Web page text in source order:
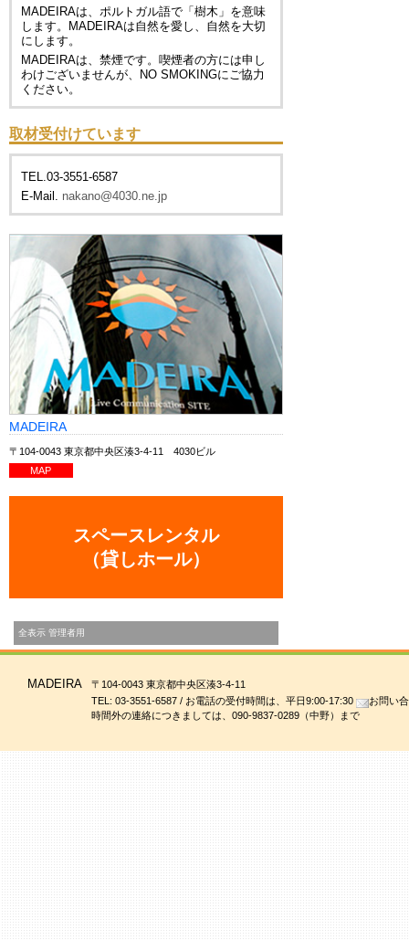
MADEIRAは、ポルトガル語で「樹木」を意味
します。MADEIRAは自然を愛し、自然を大切
にします。
MADEIRAは、禁煙です。喫煙者の方には申し
わけございませんが、
NO SMOKINGにご協力
ください。
取材受付けています
TEL.03-3551-6587
E-Mail. nakano@4030.ne.jp
MADEIRA
〒104-0043 東京都中央区湊3-4-11 4030ビル
MAP
スペースレンタル
（貸しホール）
全表示 管理者用
MADEIRA
〒104-0043 東京都中央区湊3-4-11
TEL: 03-3551-6587 / お電話の受付時間は、平日9:00-17:30
お問い
時間外の連絡につきましては、090-9837-0289（中野）まで